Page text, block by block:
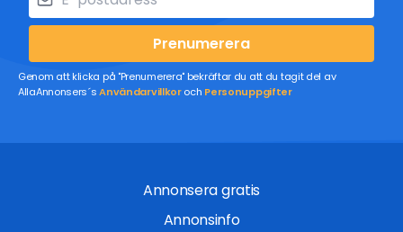
Prenumerera
Genom att klicka på "Prenumerera" bekräftar du att du tagit del av
AllaAnnonsers´sAnvändarvillkoroch Personuppgifter
Annonsera gratis
Annonsinfo